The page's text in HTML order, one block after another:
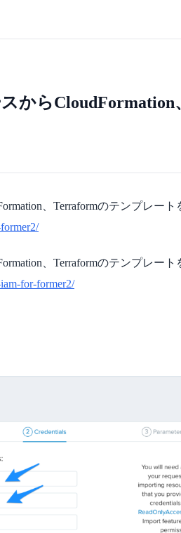
から
、Terraformのテンプレート
、Terraformのテンプレート
for-former2/